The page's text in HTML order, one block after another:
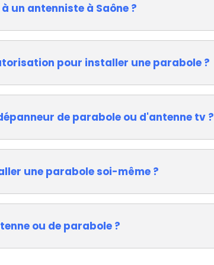
un antenniste à Saône ?
pour installer une parabole ?
de parabole ou d'antenne tv ?
une parabole soi-même ?
ou de parabole ?